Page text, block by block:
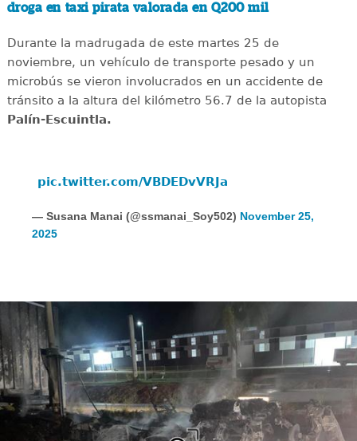
droga en taxi pirata valorada en Q200 mil
Durante la madrugada de este martes 25 de
noviembre, un vehículo de transporte pesado y un
microbús se vieron involucrados en un accidente de
tránsito a la altura del kilómetro 56.7 de la autopista
Palín-Escuintla.
pic.twitter.com/VBDEDvVRJa
— Susana Manai (@ssmanai_Soy502) November 25,
2025